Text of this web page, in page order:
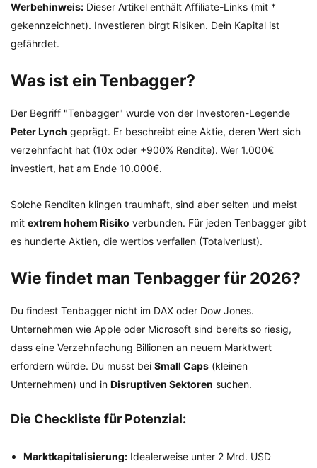
Werbehinweis: Dieser Artikel enthält Affiliate-Links (mit *
gekennzeichnet). Investieren birgt Risiken. Dein Kapital ist
gefährdet.
Was ist ein Tenbagger?
Der Begriff "Tenbagger" wurde von der Investoren-Legende
Peter Lynch geprägt. Er beschreibt eine Aktie, deren Wert sich
verzehnfacht hat (10x oder +900% Rendite). Wer 1.000€
investiert, hat am Ende 10.000€.
Solche Renditen klingen traumhaft, sind aber selten und meist
mit extrem hohem Risiko verbunden. Für jeden Tenbagger gibt
es hunderte Aktien, die wertlos verfallen (Totalverlust).
Wie findet man Tenbagger für 2026?
Du findest Tenbagger nicht im DAX oder Dow Jones.
Unternehmen wie Apple oder Microsoft sind bereits so riesig,
dass eine Verzehnfachung Billionen an neuem Marktwert
erfordern würde. Du musst bei Small Caps (kleinen
Unternehmen) und in Disruptiven Sektoren suchen.
Die Checkliste für Potenzial:
Marktkapitalisierung: Idealerweise unter 2 Mrd. USD